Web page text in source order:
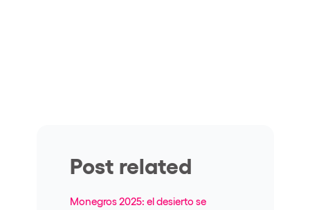
Post related
Monegros 2025: el desierto se